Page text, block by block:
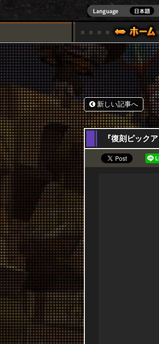
)公式サイト [ XBOX 360,XBOX ONE VER.]
ゲームガイド
スペシャル｜HAPPY WARS(ハッピーウ
サポ
新しい記事へ
19,12,2019
『復刻ピック